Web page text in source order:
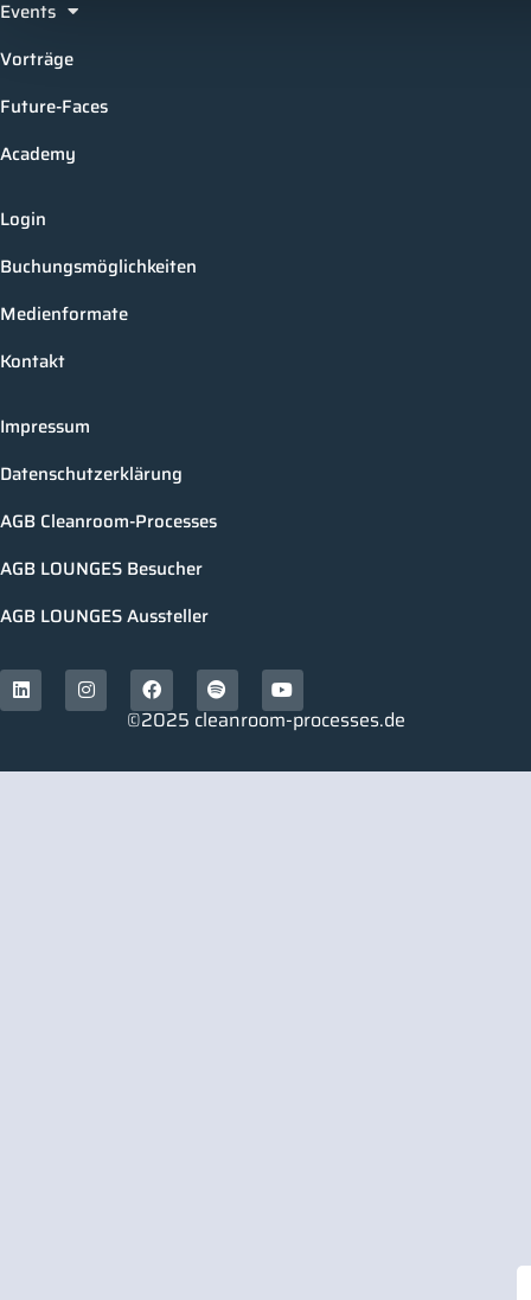
Events
Vorträge
Future-Faces
Academy
Login
Buchungsmöglichkeiten
Medienformate
Kontakt
Impressum
Datenschutzerklärung
AGB Cleanroom-Processes
AGB LOUNGES Besucher
AGB LOUNGES Aussteller
©2025 cleanroom-processes.de